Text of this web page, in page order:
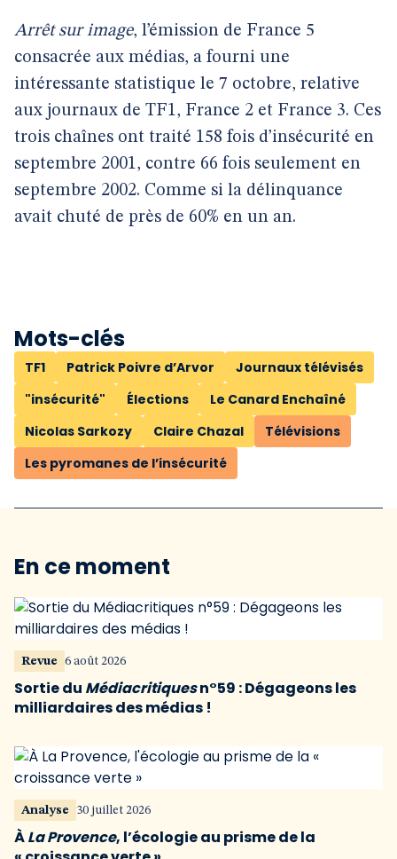
Arrêt sur image, l’émission de France 5
consacrée aux médias, a fourni une
intéressante statistique le 7 octobre, relative
aux journaux de TF1, France 2 et France 3. Ces
trois chaînes ont traité 158 fois d’insécurité en
septembre 2001, contre 66 fois seulement en
septembre 2002. Comme si la délinquance
avait chuté de près de 60% en un an.
Mots-clés
TF1 Patrick Poivre d’Arvor
Journaux télévisés
"insécurité"
Élections
Le Canard Enchaîné
Nicolas Sarkozy
Claire Chazal
Télévisions
Les pyromanes de l’insécurité
En ce moment
Revue 6 août 2026
Sortie du Médiacritiquesn°59 : Dégageons les
milliardaires des médias !
Analyse 30 juillet 2026
ÀLa Provence, l’écologie au prisme de la